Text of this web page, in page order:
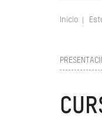
Inicio